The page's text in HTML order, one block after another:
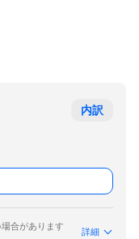
内訳
合があります
詳細